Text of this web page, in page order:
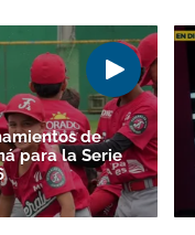
de
para la Serie